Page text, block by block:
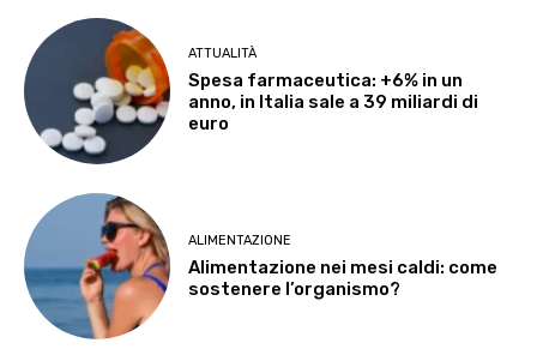
ATTUALITÀ
Spesa farmaceutica: +6% in un
anno, in Italia sale a 39 miliardi di
euro
ALIMENTAZIONE
Alimentazione nei mesi caldi: come
sostenere l’organismo?